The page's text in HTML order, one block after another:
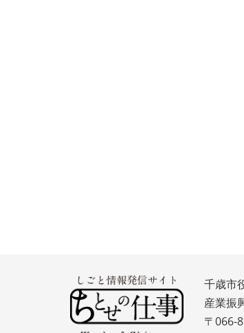
千歳市
産業振
〒066-